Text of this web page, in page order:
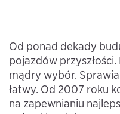
Od ponad dekady
pojazdów
mądry wybór.
łatwy. Od 2007 roku
na zapewnianiu